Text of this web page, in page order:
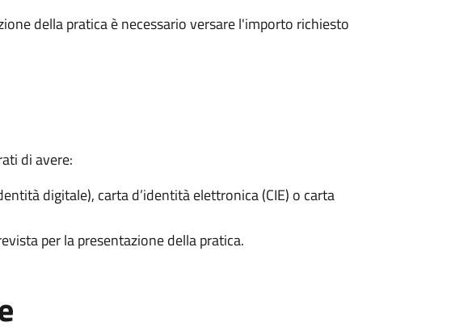
della pratica è necessario versare l'importo richiesto
di avere:
digitale), carta d’identità elettronica (CIE) o carta
per la presentazione della pratica.